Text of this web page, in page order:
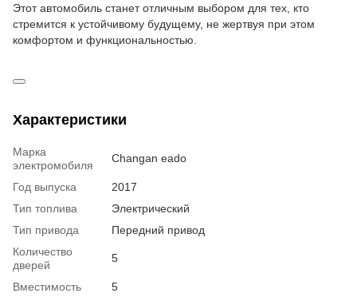
Этот автомобиль станет отличным выбором для тех, кто
стремится к устойчивому будущему, не жертвуя при этом
комфортом и функциональностью.
Характеристики
Марка
электромобиля
Changan eado
Год выпуска
2017
Тип топлива
Электрический
Тип привода
Передний привод
Количество
дверей
5
Вместимость
5